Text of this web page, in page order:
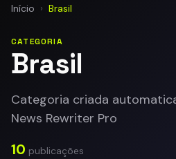
Início › Brasil
CATEGORIA
Brasil
Categoria criada
News Rewriter Pro
10 publicações